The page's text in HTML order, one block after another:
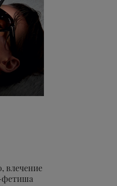
влечение
фетиша